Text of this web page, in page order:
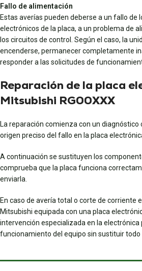
Fallo de alimentación
Estas averías pueden deberse a un fallo de
electrónicos de la placa, a un problema de
los circuitos de control. Según el caso, la
encenderse, permanecer completamente
responder a las solicitudes de
Reparación de la placa
Mitsubishi RG00XXX
La reparación comienza con un diagnóstico
origen preciso del fallo en la placa
A continuación se sustituyen los
comprueba que la placa funciona
enviarla.
En caso de avería total o corte de corriente
Mitsubishi equipada con una placa
intervención especializada en la electrónica
funcionamiento del equipo sin sustituir todo